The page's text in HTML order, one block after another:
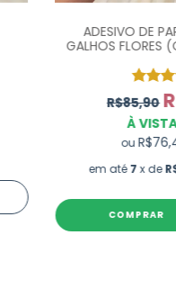
ADESIVO DE
GALHOS
R$85,90
À
ou
em até7 x de
COMPRAR